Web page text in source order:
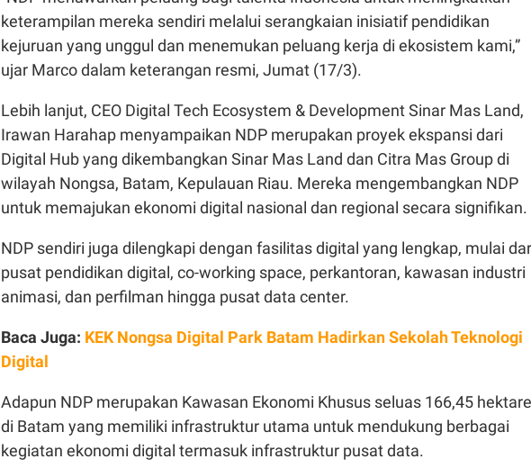
keterampilan mereka sendiri melalui serangkaian inisiatif pendidikan
kejuruan yang unggul dan menemukan peluang kerja di ekosistem kami,”
ujar Marco dalam keterangan resmi, Jumat (17/3).
Lebih lanjut, CEO Digital Tech Ecosystem & Development Sinar Mas Land,
Irawan Harahap menyampaikan NDP merupakan proyek ekspansi dari
Digital Hub yang dikembangkan Sinar Mas Land dan Citra Mas Group di
wilayah Nongsa, Batam, Kepulauan Riau. Mereka mengembangkan NDP
untuk memajukan ekonomi digital nasional dan regional secara signifikan.
NDP sendiri juga dilengkapi dengan fasilitas digital yang lengkap, mulai
pusat pendidikan digital, co-working space, perkantoran, kawasan industri
animasi, dan perfilman hingga pusat data center.
Baca Juga: KEK Nongsa Digital Park Batam Hadirkan Sekolah Teknologi
Digital
Adapun NDP merupakan Kawasan Ekonomi Khusus seluas 166,45 hektare
di Batam yang memiliki infrastruktur utama untuk mendukung berbagai
kegiatan ekonomi digital termasuk infrastruktur pusat data.